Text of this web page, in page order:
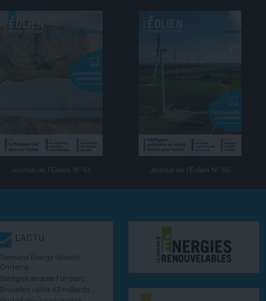
Journal de l’Éolien N° 61 Journal de l’Éolien N° 60
L'ACTU
Siemens Energy devient
Omterra
Sorégies acquiert un parc…
Bruxelles valide 63 milliards…